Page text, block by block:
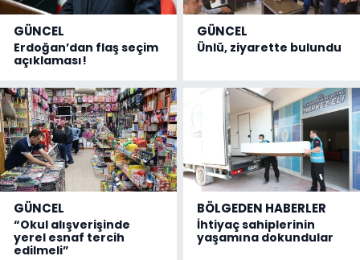
GÜNCEL
Erdoğan’dan flaş seçim
açıklaması!
GÜNCEL
Ünlü, ziyarette bulundu
GÜNCEL
“Okul alışverişinde
yerel esnaf tercih
edilmeli”
BÖLGEDEN HABERLER
İhtiyaç sahiplerinin
yaşamına dokundular